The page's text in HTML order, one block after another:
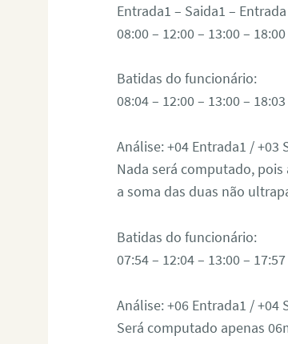
Entrada1 – Saida1 –
08:00 – 12:00 – 13:00 – 18:00
Batidas do funcionário:
08:04 – 12:00 – 13:00 – 18:03
Análise: +04 Entrada1 / +03
Nada será computado,
a soma das duas não
Batidas do funcionário:
07:54 – 12:04 – 13:00 – 17:57
Análise: +06 Entrada1 / +04
Será computado apenas